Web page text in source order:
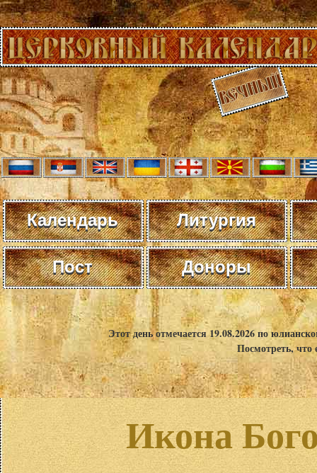
Календарь Литургия
Пост Доноры
Этот день отмечается 19.08.2026 по
Посмотреть,
Икона